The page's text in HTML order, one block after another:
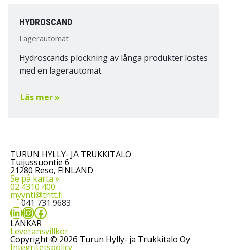
HYDROSCAND
Lagerautomat
Hydroscands plockning av långa produkter löstes
med en lagerautomat.
Läs mer »
TURUN HYLLY- JA TRUKKITALO
Tuijussuontie 6
21280 Reso, FINLAND
Se på karta »
02 4310 400
myynti@thtt.fi
041 731 9683
LinkedIn
Instagram
Facebook
LÄNKAR
Leveransvillkor
Copyright © 2026 Turun Hylly- ja Trukkitalo Oy
Integritetspolicy